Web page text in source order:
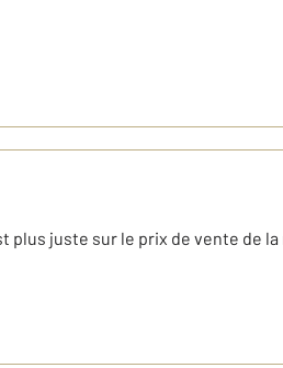
juste sur le prix de vente de la